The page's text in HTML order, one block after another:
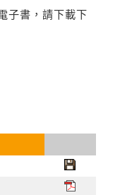
子書，請下載下